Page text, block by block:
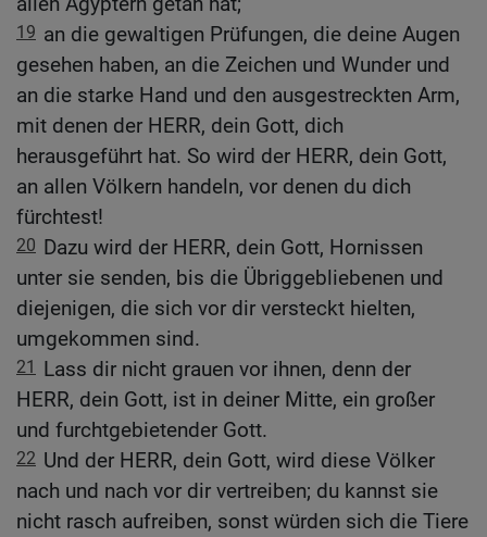
19 an die gewaltigen Prüfungen, die deine Augen
gesehen haben, an die Zeichen und Wunder und
an die starke Hand und den ausgestreckten Arm,
mit denen der HERR, dein Gott, dich
herausgeführt hat. So wird der HERR, dein Gott,
an allen Völkern handeln, vor denen du dich
fürchtest!
20 Dazu wird der HERR, dein Gott, Hornissen
unter sie senden, bis die Übriggebliebenen und
diejenigen, die sich vor dir versteckt hielten,
umgekommen sind.
21 Lass dir nicht grauen vor ihnen, denn der
HERR, dein Gott, ist in deiner Mitte, ein großer
und furchtgebietender Gott.
22 Und der HERR, dein Gott, wird diese Völker
nach und nach vor dir vertreiben; du kannst sie
nicht rasch aufreiben, sonst würden sich die Tiere